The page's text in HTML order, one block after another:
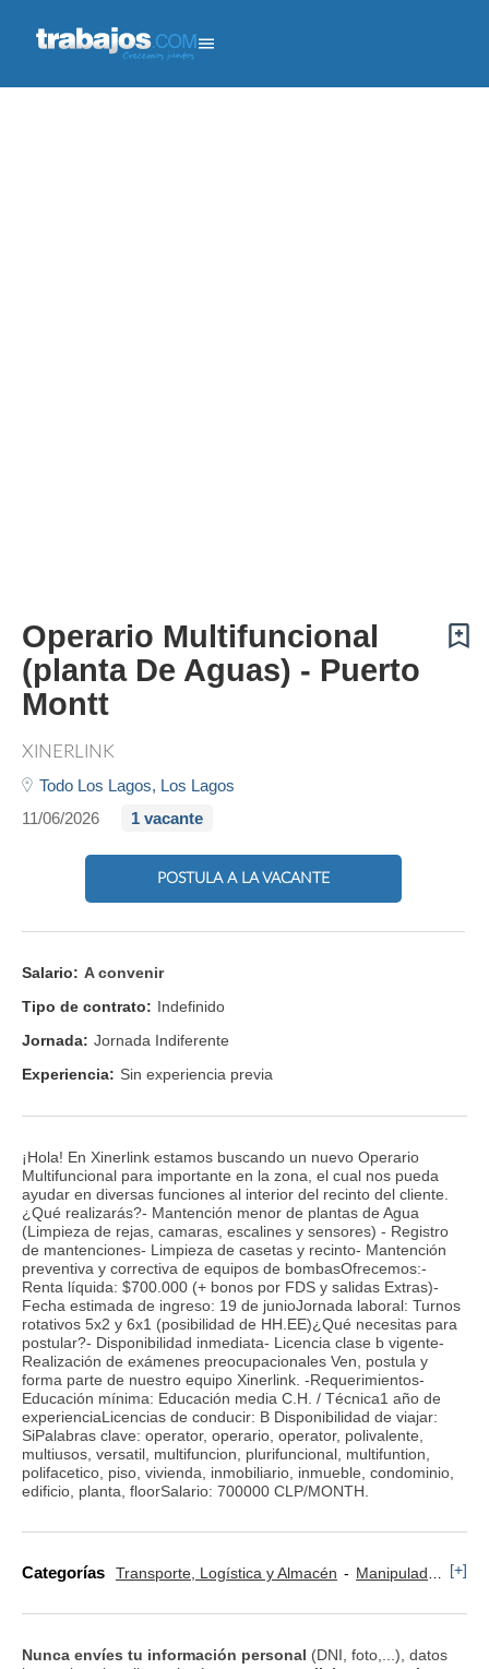
Operario Multifuncional
(planta De Aguas) - Puerto
Montt
XINERLINK
Todo Los Lagos, Los Lagos
11/06/2026
1 vacante
POSTULA A LA VACANTE
Salario: A convenir
Tipo de contrato: Indefinido
Jornada: Jornada Indiferente
Experiencia: Sin experiencia previa
¡Hola! En Xinerlink estamos buscando un nuevo Operario
Multifuncional para importante en la zona, el cual nos pueda
ayudar en diversas funciones al interior del recinto del cliente.
¿Qué realizarás?- Mantención menor de plantas de Agua
(Limpieza de rejas, camaras, escalines y sensores) - Registro
de mantenciones- Limpieza de casetas y recinto- Mantención
preventiva y correctiva de equipos de bombasOfrecemos:-
Renta líquida: $700.000 (+ bonos por FDS y salidas Extras)-
Fecha estimada de ingreso: 19 de junioJornada laboral: Turnos
rotativos 5x2 y 6x1 (posibilidad de HH.EE)¿Qué necesitas para
postular?- Disponibilidad inmediata- Licencia clase b vigente-
Realización de exámenes preocupacionales Ven, postula y
forma parte de nuestro equipo Xinerlink. -Requerimientos-
Educación mínima: Educación media C.H. / Técnica1 año de
experienciaLicencias de conducir: B Disponibilidad de viajar:
SiPalabras clave: operator, operario, operator, polivalente,
multiusos, versatil, multifuncion, plurifuncional, multifuntion,
polifacetico, piso, vivienda, inmobiliario, inmueble, condominio,
edificio, planta, floorSalario: 700000 CLP/MONTH.
Categorías Transporte, Logística y Almacén Manipulador y Operario de Montaje [+]
Nunca envíes tu información personal (DNI, foto,...), datos